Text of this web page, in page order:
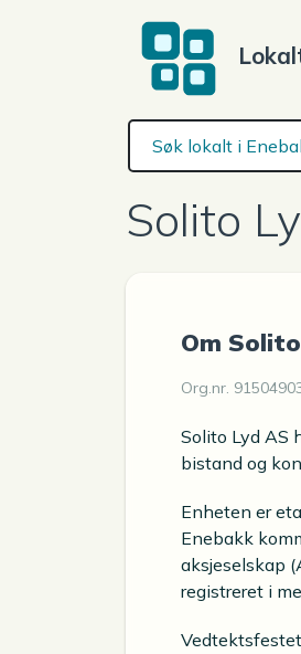
Solito
Om
Org.nr.
Solito Lyd AS
bistand og
Enheten er
Enebakk
aksjeselskap
registreret i